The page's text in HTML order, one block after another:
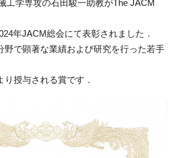
工学専攻の石田駿一助教がThe JACM
年JACM総会にて表彰されました．
野で顕著な業績および研究を行った若手
り授与される賞です．